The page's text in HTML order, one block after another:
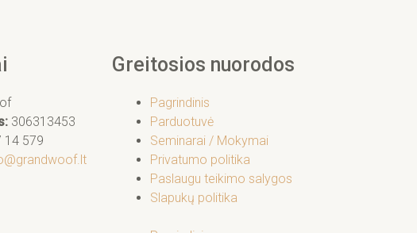
306313453
14 579
Greitosios nuorodos
Pagrindinis
Parduotuvė
Seminarai / Mokymai
Privatumo politika
Paslaugu teikimo salygos
Slapukų politika